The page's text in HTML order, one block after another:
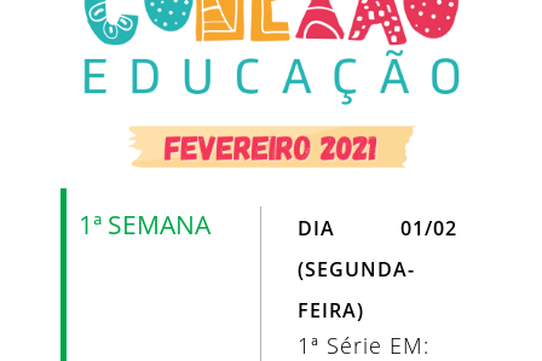
1ª SEMANA
DIA 01/02
(SEGUNDA-
FEIRA)
1ª Série EM: